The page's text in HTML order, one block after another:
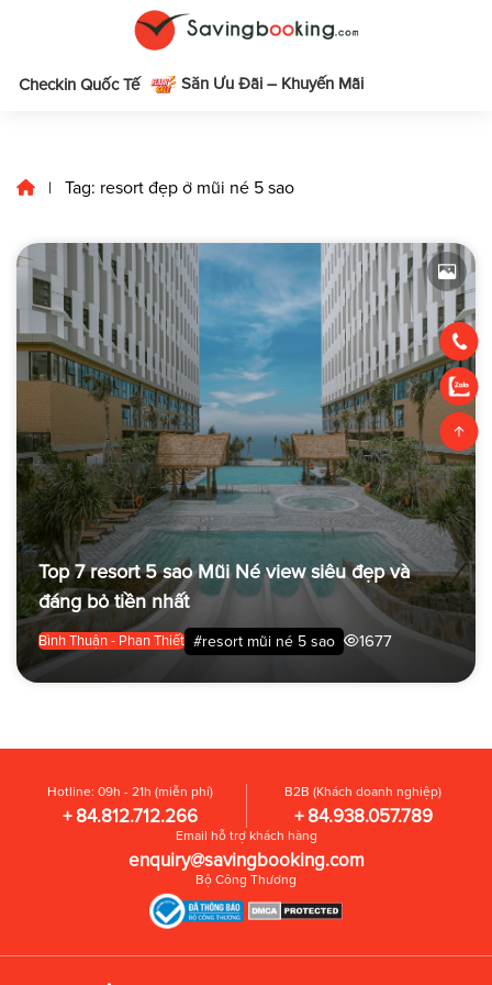
Checkin Quốc Tế Săn Ưu Đãi – Khuyến Mãi
| Tag: resort đẹp ở mũi né 5 sao
Top 7 resort 5 sao Mũi Né view siêu đẹp và
đáng bỏ tiền nhất
Bình Thuận - Phan Thiết #resort mũi né 5 sao 1677
Hotline: 09h - 21h (miễn phí)
+ 84.812.712.266
B2B (Khách doanh nghiệp)
+ 84.938.057.789
Email hỗ trợ khách hàng
enquiry@savingbooking.com
Bộ Công Thương